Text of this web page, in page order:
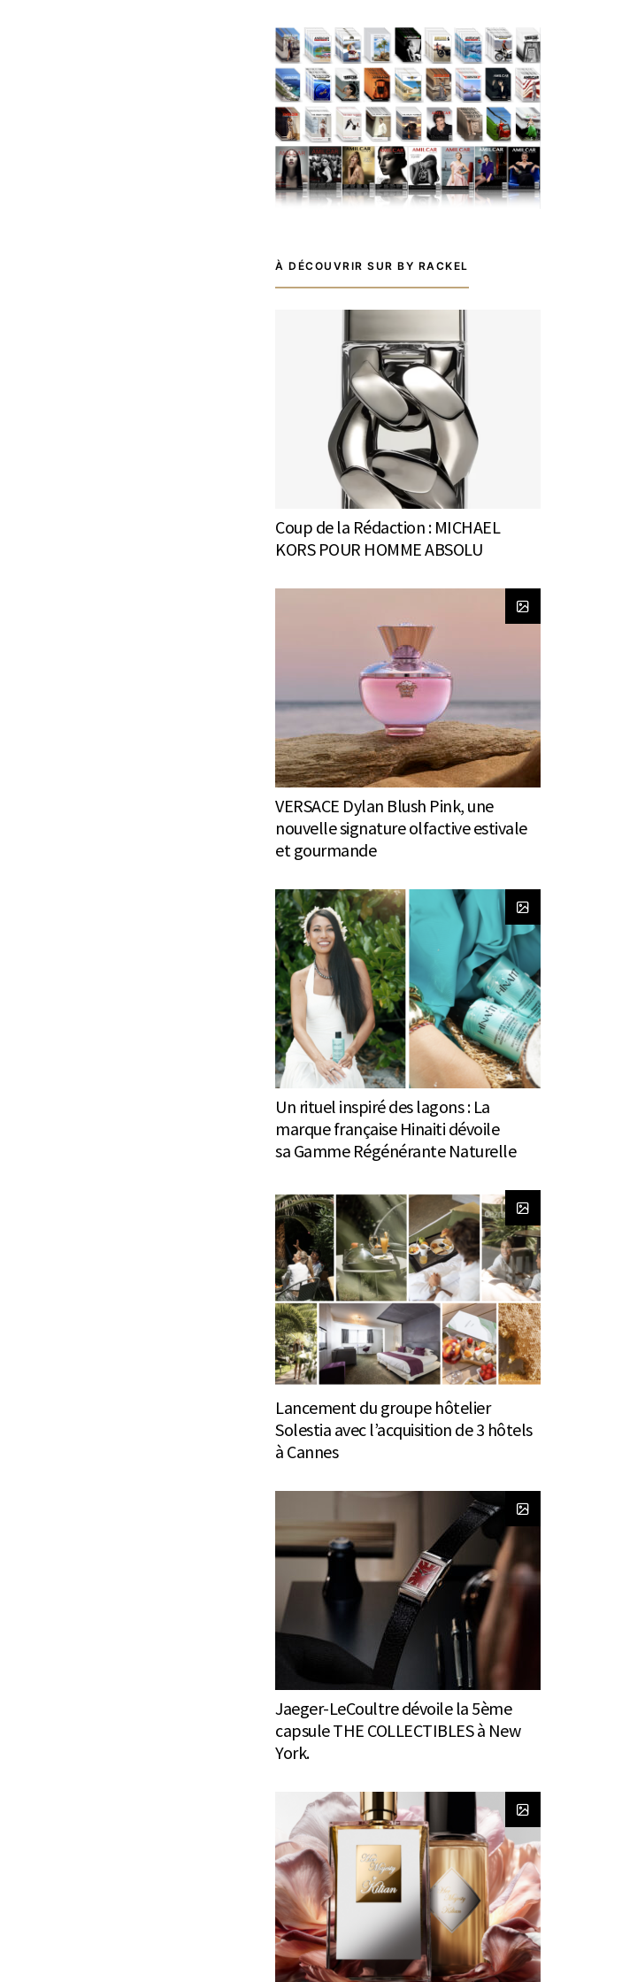
À DÉCOUVRIR SUR BY RACKEL
Coup de la Rédaction : MICHAEL
KORS POUR HOMME ABSOLU
VERSACE Dylan Blush Pink, une
nouvelle signature olfactive estivale
et gourmande
Un rituel inspiré des lagons : La
marque française Hinaiti dévoile
sa Gamme Régénérante Naturelle
Lancement du groupe hôtelier
Solestia avec l’acquisition de 3 hôtels
à Cannes
Jaeger-LeCoultre dévoile la 5ème
capsule THE COLLECTIBLES à New
York.